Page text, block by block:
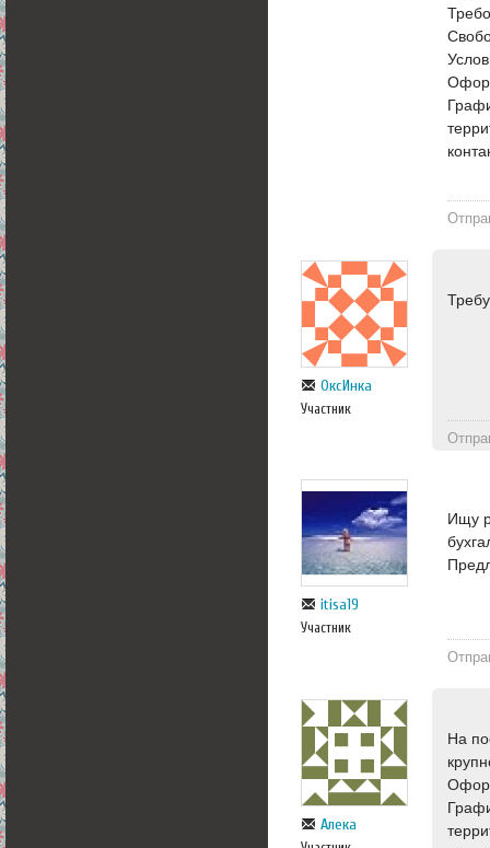
ОксИнка
Участник
itisa19
Участник
Ищу
Алека
На